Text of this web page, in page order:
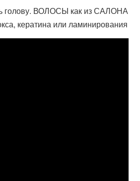
голову. ВОЛОСЫ как из САЛОНА
кератина или ламинирования